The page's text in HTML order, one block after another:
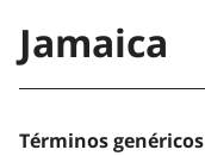
Jamaica
Términos genéricos